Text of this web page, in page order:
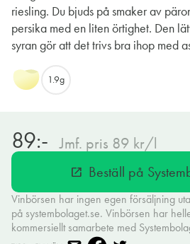
riesling. Du bjuds på smaker av
persika med en liten örtighet. Den
syran gör att det trivs bra ihop med
1.9g
89:- Jmf. pris 89 kr/l
open_in_new Beställ på
Vinbörsen har ingen egen försäljning
på systembolaget.se. Vinbörsen har
kommersiellt samarbete med